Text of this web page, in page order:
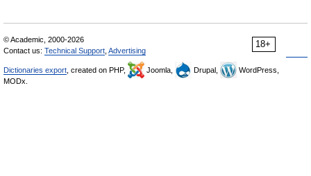
18+
© Academic, 2000-2026
Contact us: Technical Support Advertising
Dictionaries export , created on PHP, Joomla, Drupal,
WordPress,
MODx.